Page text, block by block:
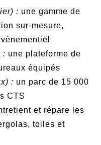
: une gamme de
sur-mesure,
: une plateforme de
équipés
: un parc de 15 000
CTS
et répare les
toiles et